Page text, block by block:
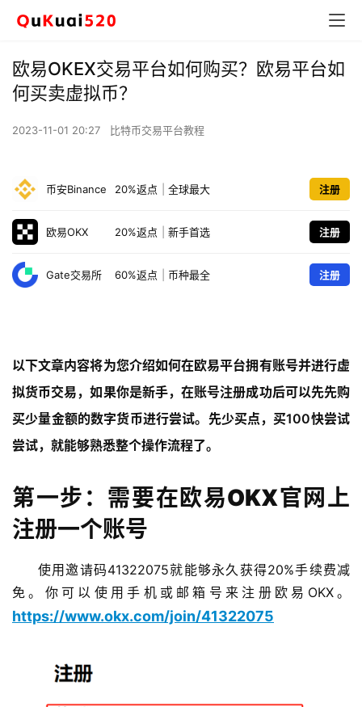
欧易OKEX交易平台如何购买？欧易平台如
何买卖虚拟币？
2023-11-01 20:27 比特币交易平台教程
币安Binance 20%返点 全球最大 注册
欧易OKX 20%返点 新手首选 注册
Gate交易所 60%返点 币种最全 注册
以下文章内容将为您介绍如何在欧易平台拥有账号并进行虚
拟货币交易，如果你是新手，在账号注册成功后可以先先购
买少量金额的数字货币进行尝试。先少买点，买100快尝试
尝试，就能够熟悉整个操作流程了。
第一步：需要在欧易OKX官网上
注册一个账号
使用邀请码41322075就能够永久获得20%手续费减
免。你可以使用手机或邮箱号来注册欧易OKX。
https://www.okx.com/join/41322075